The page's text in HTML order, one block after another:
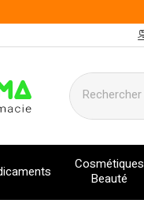
à votre service
Cosmétiques
Beauté